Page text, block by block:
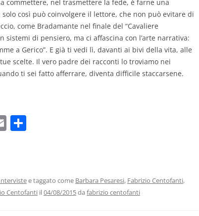
commettere, nel trasmettere la fede, è farne una
così può coinvolgere il lettore, che non può evitare di
come Bradamante nel finale del “Cavaliere
sistemi di pensiero, ma ci affascina con l’arte narrativa:
a Gerico”. E già ti vedi lì, davanti ai bivi della vita, alle
scelte. Il vero padre dei racconti lo troviamo nei
ti sei fatto afferrare, diventa difficile staccarsene.
E
vi
di
e taggato come Barbara Pesaresi, Fabrizio Centofanti,
Centofanti il04/08/2015da fabrizio centofanti